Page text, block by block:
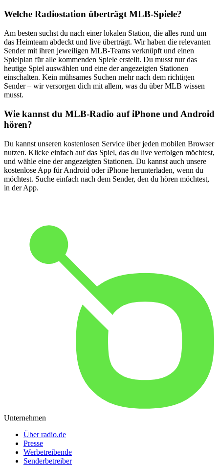
Welche Radiostation überträgt MLB-Spiele?
Am besten suchst du nach einer lokalen Station, die alles rund um
das Heimteam abdeckt und live überträgt. Wir haben die relevanten
Sender mit ihren jeweiligen MLB-Teams verknüpft und einen
Spielplan für alle kommenden Spiele erstellt. Du musst nur das
heutige Spiel auswählen und eine der angezeigten Stationen
einschalten. Kein mühsames Suchen mehr nach dem richtigen
Sender – wir versorgen dich mit allem, was du über MLB wissen
musst.
Wie kannst du MLB-Radio auf iPhone und Android
hören?
Du kannst unseren kostenlosen Service über jeden mobilen Browser
nutzen. Klicke einfach auf das Spiel, das du live verfolgen möchtest,
und wähle eine der angezeigten Stationen. Du kannst auch unsere
kostenlose App für Android oder iPhone herunterladen, wenn du
möchtest. Suche einfach nach dem Sender, den du hören möchtest,
in der App.
Unternehmen
Über radio.de
Presse
Werbetreibende
Senderbetreiber